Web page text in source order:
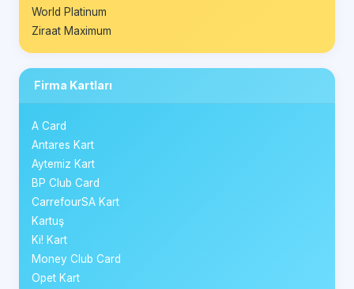
World Platinum
Ziraat Maximum
Firma Kartları
A Card
Antares Kart
Aytemiz Kart
BP Club Card
CarrefourSA Kart
Kartuş
Ki! Kart
Money Club Card
Opet Kart